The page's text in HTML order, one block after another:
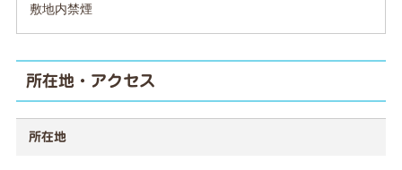
敷地内禁煙
所在地・アクセス
所在地